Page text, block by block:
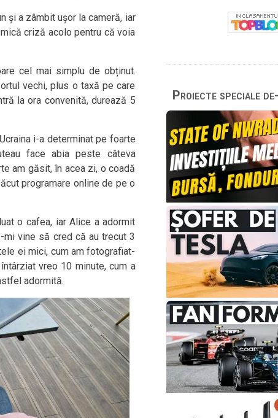
și a zâmbit ușor la cameră, iar
criză acolo pentru că voia
cel mai simplu de obținut.
vechi, plus o taxă pe care
la ora convenită, durează 5
i-a determinat pe foarte
face abia peste câteva
am găsit, în acea zi, o coadă
programare online de pe o
o cafea, iar Alice a adormit
vine să cred că au trecut 3
ei mici, cum am fotografiat-
vreo 10 minute, cum a
adormită.
Proiecte speciale